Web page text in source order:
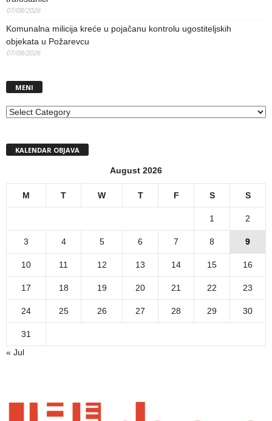
07/08/2026
Komunalna milicija kreće u pojačanu kontrolu ugostiteljskih
objekata u Požarevcu
07/08/2026
MENI
MENI
KALENDAR OBJAVA
August 2026
M T W T F S S
1 2
3 4 5 6 7 8 9
10 11 12 13 14 15 16
17 18 19 20 21 22 23
24 25 26 27 28 29 30
31
« Jul